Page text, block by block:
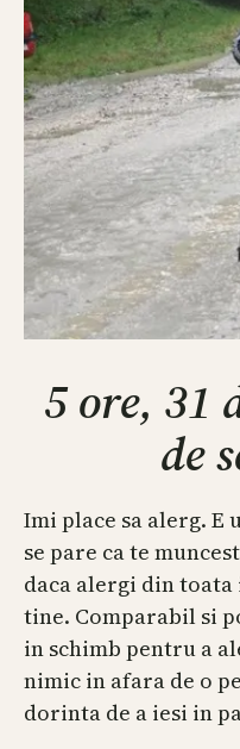
5 ore, 31
de
Imi place sa alerg.
se pare ca te
daca alergi din
tine. Comparabil si
in schimb pentru a
nimic in afara de o
dorinta de a iesi in